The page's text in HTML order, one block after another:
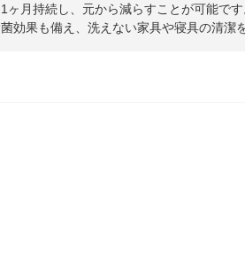
ヶ月持続し、元から減らすことが可能で
効果も備え、洗えない家具や寝具の清潔